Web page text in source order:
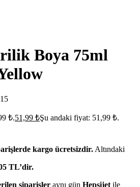
Boya 75ml
₺.51,99 ₺Şu andaki fiyat: 51,99 ₺.
kargo ücretsizdir. Altındaki
TL’dir.
siparişler aynı gün Hepsijet ile